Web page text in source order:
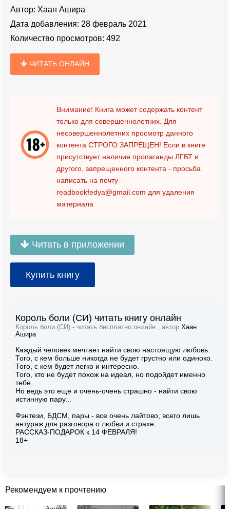
Автор: Хаан Ашира
Дата добавления: 28 февраль 2021
Количество просмотров: 492
ЧИТАТЬ ОНЛАЙН
Внимание! Книга может содержать контент
только для совершеннолетних. Для
несовершеннолетних просмотр данного
контента СТРОГО ЗАПРЕЩЕН! Если в книге
присутствует наличие пропаганды ЛГБТ и
другого, запрещенного контента - просьба
написать на почту
readbookfedya@gmail.com для удаления
материала
Читать в приложении
Купить книгу
Король боли (СИ) читать книгу онлайн
Король боли (СИ) - читать бесплатно онлайн , автор Хаан
Ашира
Каждый человек мечтает найти свою настоящую любовь.
Того, с кем больше никогда не будет грустно или одиноко.
Того, с кем будет легко и интересно.
Того, кто не будет похож на идеал, но подойдет именно
тебе.
Но ведь это еще и очень-очень страшно - найти свою
истинную пару...
Фэнтези, БДСМ, пары - все очень лайтово, всего лишь
антураж для разговора о любви и страхе.
РАССКАЗ-ПОДАРОК к 14 ФЕВРАЛЯ!
18+
Рекомендуем к прочтению